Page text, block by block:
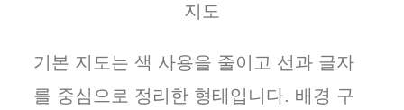
지도
기본 지도는 색 사용을 줄이고 선과 글자
를 중심으로 정리한 형태입니다. 배경 구